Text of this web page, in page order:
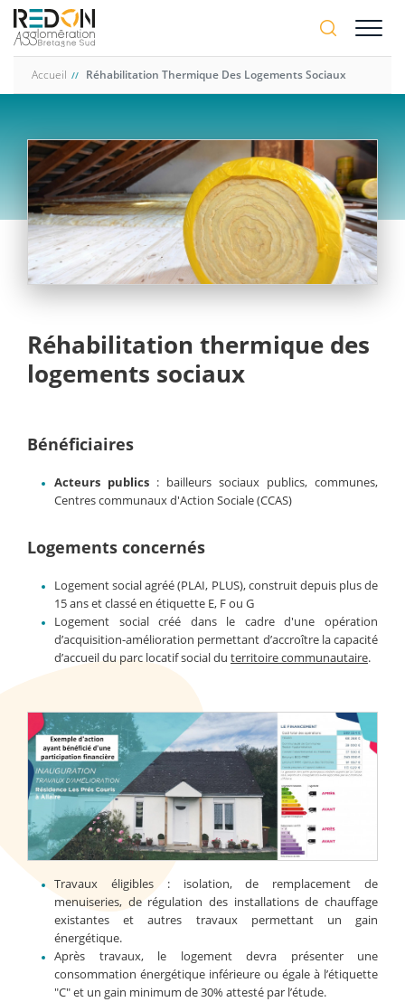
Aller
contenu
Accueil Réhabilitation Thermique Des Logements Sociaux
Réhabilitation thermique des
logements sociaux
Bénéficiaires
Acteurs publics : bailleurs sociaux publics, communes,
Centres communaux d'Action Sociale (CCAS)
Logements concernés
Logement social agréé (PLAI, PLUS), construit depuis plus de
15 ans et classé en étiquette E, F ou G
Logement social créé dans le cadre d'une opération
d’acquisition-amélioration permettant d’accroître la capacité
d’accueil du parc locatif social du territoire communautaire.
Travaux éligibles : isolation, de remplacement de
menuiseries, de régulation des installations de chauffage
existantes et autres travaux permettant un gain
énergétique.
Après travaux, le logement devra présenter une
consommation énergétique inférieure ou égale à l’étiquette
"C" et un gain minimum de 30% attesté par l’étude.